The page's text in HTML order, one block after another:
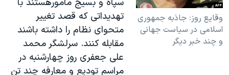
وقايع روز: جاذبه جمهوری
اسلامی در سياست جهانی
و چند خبر ديگر
سپاه و بسيج مامورهستند با
تهديداتی که قصد تغيير
متحوای نظام را داشته باشند
مقابله کنند. سرلشگر محمد
علی جعفری روز چهارشنبه در
مراسم توديع و معارفه چند تن